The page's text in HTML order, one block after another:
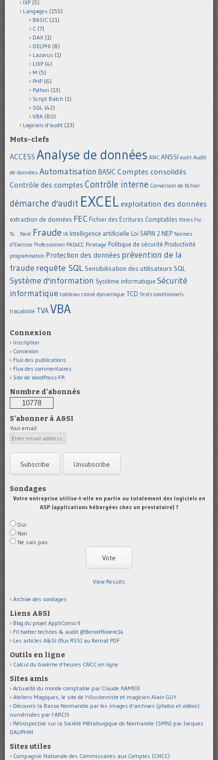
IXP (5)
Langages (155)
BASIC (21)
C (7)
DAX (1)
DELPHI (8)
Lazarus (1)
LIXP (4)
M (5)
PHP (6)
Python (13)
Script Batch (1)
SQL (42)
VBA (80)
Logiciels d'audit (23)
Mots-clefs
ACCESS Analyse de données ANC ANSSI audit Audit
de données Automatisation BASIC Comptes consolidés
Contrôle des comptes Contrôle interne Conversion de fichier
démarche d'audit EXCEL exploitation des données
extraction de données FEC Fichier des Ecritures Comptables filtres For...
To... Next Fraude IA Intelligence artificielle Loi SAPIN 2 NEP Normes
d'Exercice Professionnel PADoCC Piratage Politique de sécurité Productivité
programmation Protection des données prévention de la
fraude requête SQL Sensibilisation des utilisateurs SQL
Système d'information Système informatique Sécurité
informatique tableau croisé dynamique TCD Tests conditionnels
traçabilité TVAVBA
Connexion
Inscription
Connexion
Flux des publications
Flux des commentaires
Site de WordPress-FR
Nombre d'abonnés
10778
S'abonner à A&SI
Your email:
Sondages
Votre entreprise utilise-t-elle en partie ou totalement des logiciels en
ASP (applications hébergées chez un prestataire) ?
Oui
Non
Ne sais pas
View Results
Archive des sondages
Liens A&SI
Blog du projet AppliConso II
Fil twitter technos & audit @BenoitRiviere14
Les articles A&SI (flux RSS) au format PDF
Outils en ligne
Calcul du barème d'heures CNCC en ligne
Sites amis
Actualité du monde comptable par Claude RAMEIX
Ateliers Magiques, le site de l'illusionniste et magicien Alain GUY
Découvrir la Basse-Normandie par les images d'archives (photos et vidéos)
numérisées par l'ARCIS
Rétrospective sur la Société Métallurgique de Normandie (SMN) par Jacques
DAUPHIN
Sites utiles
Compagnie Nationale des Commissaires aux Comptes (CNCC)